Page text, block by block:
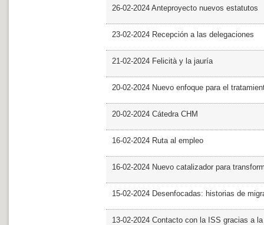
26-02-2024 Anteproyecto nuevos estatutos
23-02-2024 Recepción a las delegaciones
21-02-2024 Felicità y la jauría
20-02-2024 Nuevo enfoque para el
20-02-2024 Cátedra CHM
16-02-2024 Ruta al empleo
16-02-2024 Nuevo catalizador para
15-02-2024 Desenfocadas: historias de
13-02-2024 Contacto con la ISS gracias a